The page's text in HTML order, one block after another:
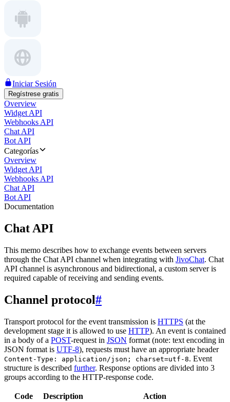
Iniciar Sesión
Regístrese gratis
Overview
Widget API
Webhooks API
Chat API
Bot API
Categorías
Overview
Widget API
Webhooks API
Chat API
Bot API
Documentation
Chat API
This memo describes how to exchange events between servers
through the Chat API channel when integrating with JivoChat. Chat
API channel is asynchronous and bidirectional, a custom server is
required capable of receiving and sending events.
Channel protocol#
Transport protocol for the event transmission is HTTPS (at the
development stage it is allowed to use HTTP). An event is contained
in a body of a POST-request in JSON format (note: text encoding in
JSON format is UTF-8), requests must have an appropriate header
Content-Type: application/json; charset=utf-8. Event
structure is described further. Response options are divided into 3
groups according to the HTTP-response code.
Code Description Action